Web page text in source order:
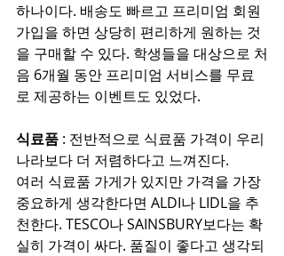
하나이다. 배송도 빠르고 프리미엄 회원
가입을 하면 상당히 편리하게 원하는 것
을 구매할 수 있다. 학생들을 대상으로 처
음 6개월 동안 프리미엄 서비스를 무료
로 제공하는 이벤트도 있었다.
식료품 : 전반적으로 식료품 가격이 우리
나라보다 더 저렴하다고 느껴진다.
여러 식료품 가게가 있지만 가격을 가장
중요하게 생각한다면 ALDI나 LIDL을 추
천한다. TESCO나 SAINSBURY보다는 확
실히 가격이 싸다. 품질이 좋다고 생각되